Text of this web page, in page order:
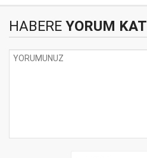
HABERE YORUM KAT